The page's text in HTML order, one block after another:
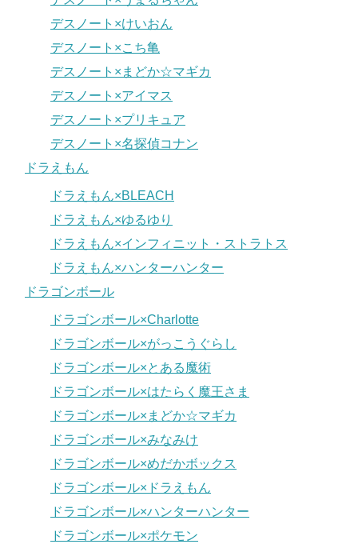
デスノート×けいおん
デスノート×こち亀
デスノート×まどか☆マギカ
デスノート×アイマス
デスノート×プリキュア
デスノート×名探偵コナン
ドラえもん
ドラえもん×BLEACH
ドラえもん×ゆるゆり
ドラえもん×インフィニット・ストラトス
ドラえもん×ハンターハンター
ドラゴンボール
ドラゴンボール×Charlotte
ドラゴンボール×がっこうぐらし
ドラゴンボール×とある魔術
ドラゴンボール×はたらく魔王さま
ドラゴンボール×まどか☆マギカ
ドラゴンボール×みなみけ
ドラゴンボール×めだかボックス
ドラゴンボール×ドラえもん
ドラゴンボール×ハンターハンター
ドラゴンボール×ポケモン